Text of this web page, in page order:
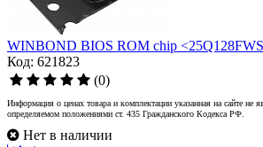
WINBOND BIOS ROM chip
Код: 621823
(0)
Информация о ценах товара и комплектации указанная на сайте не
определяемом положениями ст. 435 Гражданского Кодекса РФ.
Нет в наличии